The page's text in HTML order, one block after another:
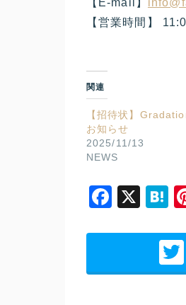
【E-mail】
【営業時間】
関連
【招待状】
お知らせ
2025/11/13
NEWS
X